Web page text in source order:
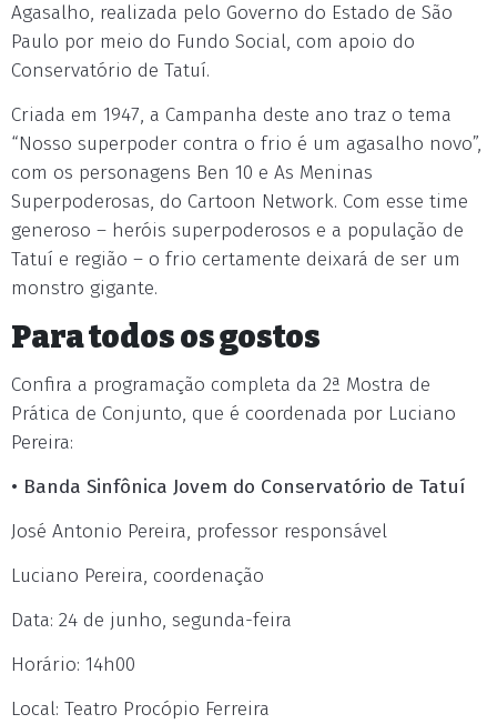
Agasalho, realizada pelo Governo do Estado de São
Paulo por meio do Fundo Social, com apoio do
Conservatório de Tatuí.
Criada em 1947, a Campanha deste ano traz o tema
“Nosso superpoder contra o frio é um agasalho novo”,
com os personagens Ben 10 e As Meninas
Superpoderosas, do Cartoon Network. Com esse time
generoso – heróis superpoderosos e a população de
Tatuí e região – o frio certamente deixará de ser um
monstro gigante.
Para todos os gostos
Confira a programação completa da 2ª Mostra de
Prática de Conjunto, que é coordenada por Luciano
Pereira:
• Banda Sinfônica Jovem do Conservatório de Tatuí
José Antonio Pereira, professor responsável
Luciano Pereira, coordenação
Data: 24 de junho, segunda-feira
Horário: 14h00
Local: Teatro Procópio Ferreira